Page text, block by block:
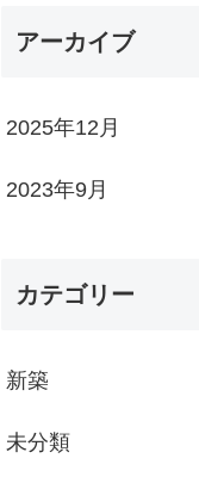
アーカイブ
2025年12月
2023年9月
カテゴリー
新築
未分類